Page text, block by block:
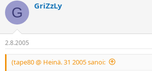
G GriZzLy
2.8.2005
(tape80 @ Heinä. 31 2005 sanoi: